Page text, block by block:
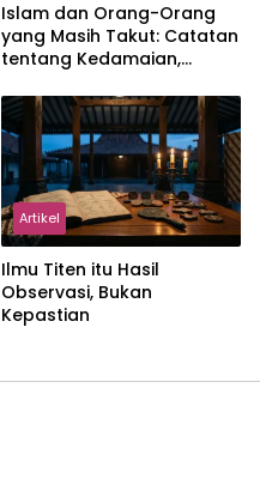
Islam dan Orang-Orang
yang Masih Takut: Catatan
tentang Kedamaian,
dalam Pemikiran Masykuri
Abdillah
Artikel
Ilmu Titen itu Hasil
Observasi, Bukan
Kepastian